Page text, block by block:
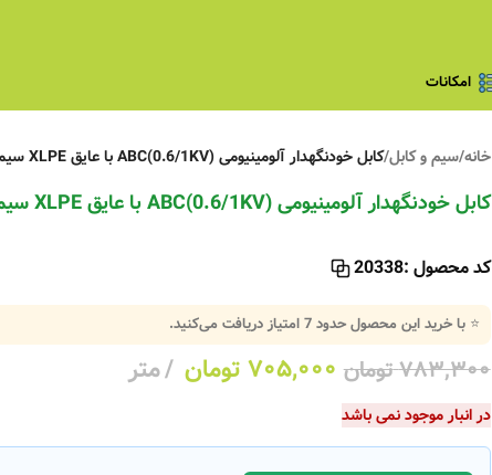
امکانات
خانه/سیم و کابل/کابل خودنگهدار آلومینیومی ABC(0.6/1KV) با عایق XLPE سیمیا 50+16+50*3
کابل خودنگهدار آلومینیومی ABC(0.6/1KV) با عایق XLPE سیمیا 50+16+50*3
کد محصول :20338
⭐ با خرید این محصول حدود7امتیاز دریافت می‌کنید.
۷۸۳,۳۰۰تومان ۷۰۵,۰۰۰ تومان متر
در انبار موجود نمی باشد